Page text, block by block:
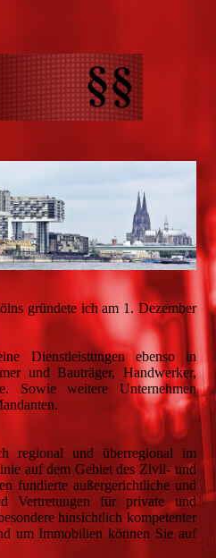
gründete ich am 1. Dezember
Dienstleistungen ebenso in
und Bauträger, Handwerker,
Sowie weitere Unternehmen
regional und überregional im
auf dem Gebiet des Zivil- und
fundierte außergerichtliche und
Vertretungen für private und
hinsichtlich kompetenter
um Immobilien können Sie auf